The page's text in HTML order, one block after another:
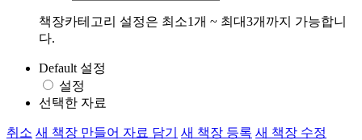
책장카테고리 설정은 최소1개 ~ 최대3개까지 가능합니
다.
Default 설정
설정
선택한 자료
취소 새 책장 만들어 자료 담기 새 책장 등록 새 책장 수정